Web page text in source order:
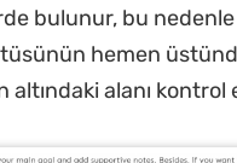
bulunur, bu
hemen
altındaki alanı kontrol